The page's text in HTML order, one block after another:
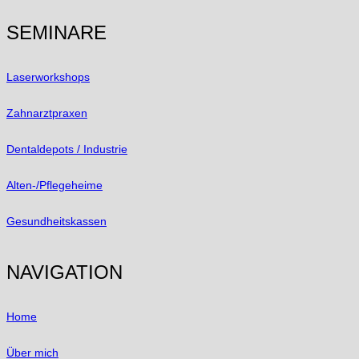
SEMINARE
Laserworkshops
Zahnarztpraxen
Dentaldepots / Industrie
Alten-/Pflegeheime
Gesundheitskassen
NAVIGATION
Home
Über mich